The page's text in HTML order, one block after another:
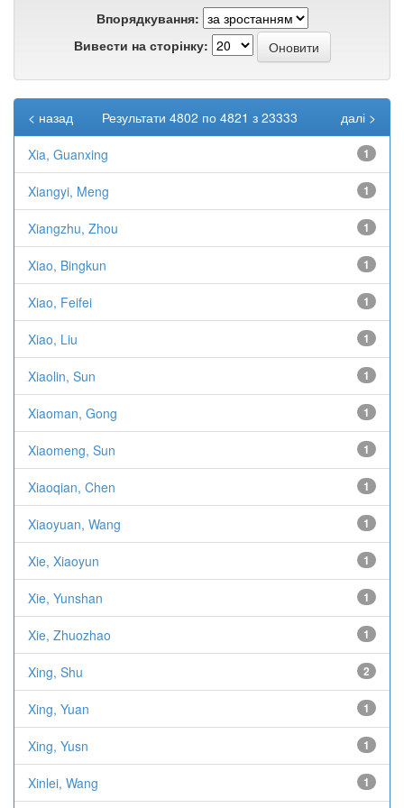
Впорядкування:
Вивести на сторінку:
Результати 4802 по 4821 з 23333
< назад далі >
Xia, Guanxing 1
Xiangyi, Meng 1
Xiangzhu, Zhou 1
Xiao, Bingkun 1
Xiao, Feifei 1
Xiao, Liu 1
Xiaolin, Sun 1
Xiaoman, Gong 1
Xiaomeng, Sun 1
Xiaoqian, Chen 1
Xiaoyuan, Wang 1
Xie, Xiaoyun 1
Xie, Yunshan 1
Xie, Zhuozhao 1
Xing, Shu 2
Xing, Yuan 1
Xing, Yusn 1
Xinlei, Wang 1